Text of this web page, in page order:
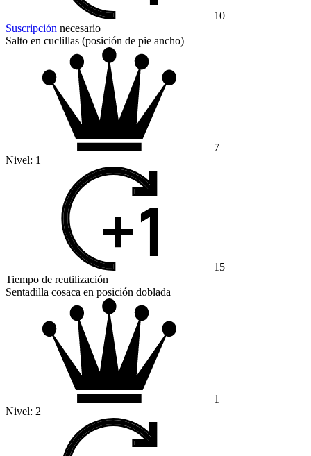
10
Suscripción necesario
Salto en cuclillas (posición de pie ancho)
7
Nivel: 1
15
Tiempo de reutilización
Sentadilla cosaca en posición doblada
1
Nivel: 2